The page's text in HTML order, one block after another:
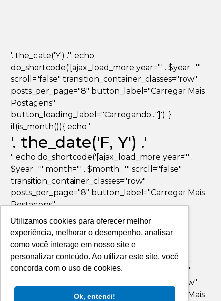
Utilizamos cookies para oferecer melhor
experiência, melhorar o desempenho, analisar
como você interage em nosso site e
personalizar conteúdo. Ao utilizar este site, você
concorda com o uso de cookies.
Ok, entendi!
'. the_date('Y') .''; echo
do_shortcode('[ajax_load_more year="' . $year . '"
scroll="false" transition_container_classes="row"
posts_per_page="8" button_label="Carregar Mais
Postagens"
button_loading_label="Carregando..."]'); }
if(is_month()){ echo '
'. the_date('F, Y') .'
'; echo do_shortcode('[ajax_load_more year="' .
$year . '" month="' . $month . '" scroll="false"
transition_container_classes="row"
posts_per_page="8" button_label="Carregar Mais
Postagens"
button_loading_label="Carregando..."]'); }
if(is_day()){ echo '
'. the_date('F jS, Y') .'
'; echo do_shortcode('[ajax_load_more year="' .
$year . '" month="' . $month . '" day="' . $day . '"
scroll="false" transition_container_classes="row"
posts_per_page="8" button_label="Carregar Mais